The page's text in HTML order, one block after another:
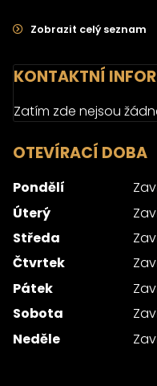
Zobrazit celý seznam
KONTAKTNÍ
Zatím zde nejsou
OTEVÍRACÍ DOBA
Pondělí
Úterý
Středa
Čtvrtek
Pátek
Sobota
Neděle